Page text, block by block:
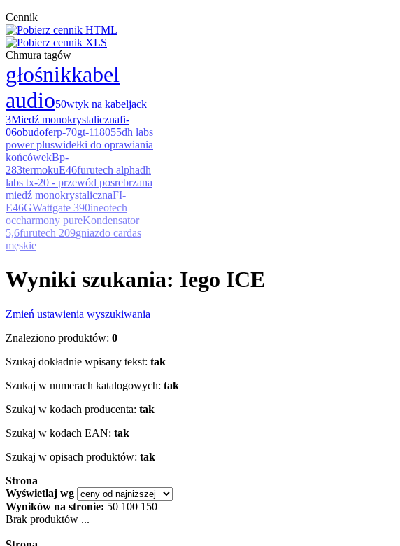
Cennik
Chmura tagów
głośnikkabel
audio50wtyk na kabeljack
3Miedź monokrystalicznafi-
06obudoferp-70gt-118055dh labs
power pluswidełki do oprawiania
końcówekBp-
283termokuE46furutech alphadh
labs tx-20 - przewód posrebrzana
miedź monokrystalicznaFI-
E46GWattgate 390ineotech
occharmony pureKondensator
5,6furutech 209gniazdo cardas
męskie
Wyniki szukania: Iego ICE
Zmień ustawienia wyszukiwania
Znaleziono produktów: 0
Szukaj dokładnie wpisany tekst: tak
Szukaj w numerach katalogowych: tak
Szukaj w kodach producenta: tak
Szukaj w kodach EAN: tak
Szukaj w opisach produktów: tak
Strona
Wyświetlaj wg
Wyników na stronie: 50 100 150
Brak produktów ...